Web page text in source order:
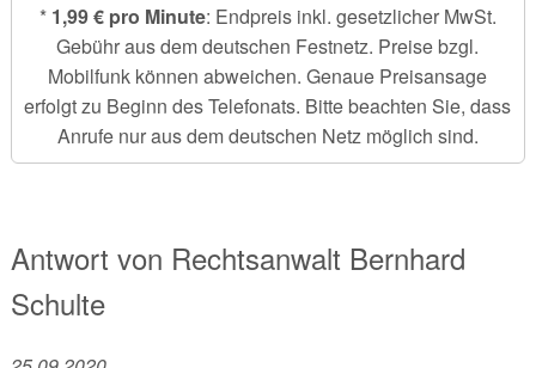
* 1,99 € pro Minute: Endpreis inkl. gesetzlicher MwSt.
Gebühr aus dem deutschen Festnetz. Preise bzgl.
Mobilfunk können abweichen. Genaue Preisansage
erfolgt zu Beginn des Telefonats. Bitte beachten Sie, dass
Anrufe nur aus dem deutschen Netz möglich sind.
Antwort von Rechtsanwalt Bernhard
Schulte